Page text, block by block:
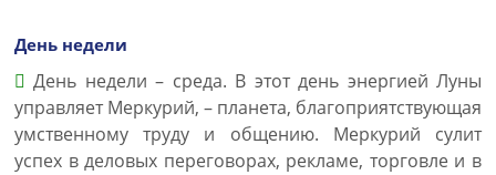
День недели
День недели – среда. В этот день энергией Луны
управляет Меркурий, – планета, благоприятствующая
умственному труду и общению. Меркурий сулит
успех в деловых переговорах, рекламе, торговле и в